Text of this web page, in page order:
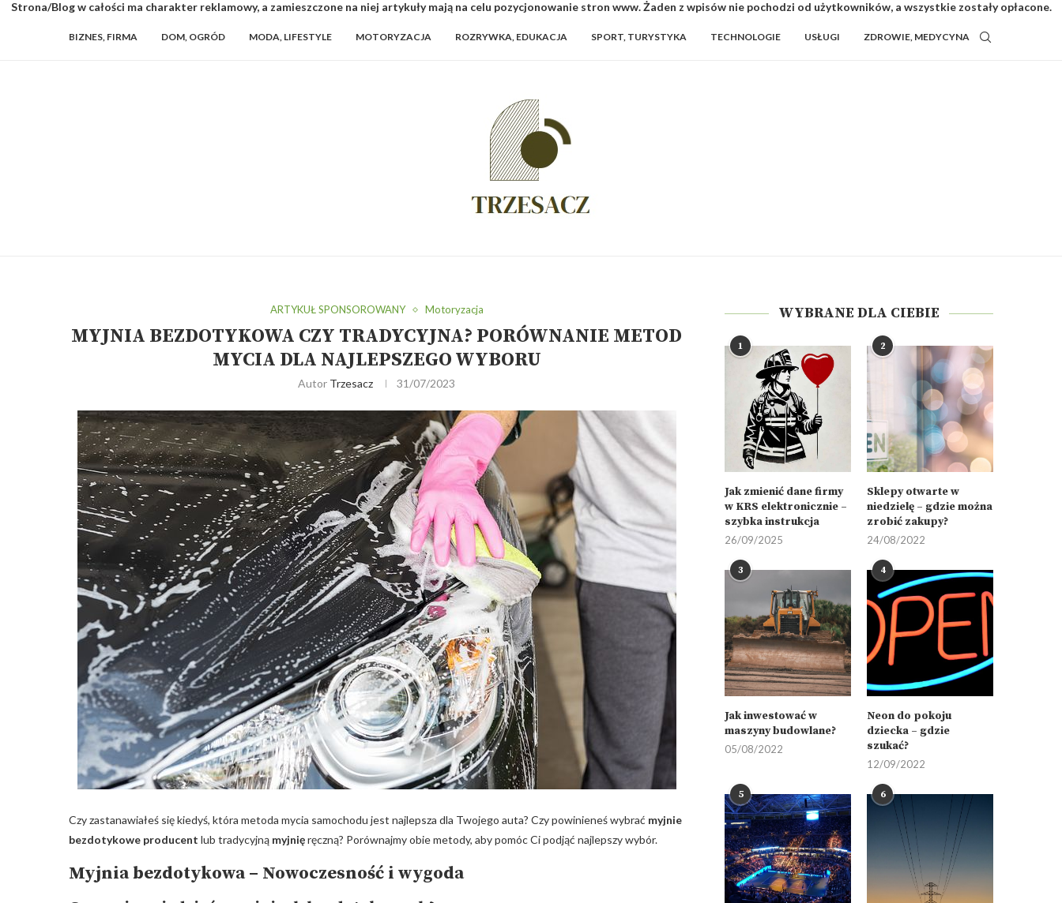
Strona/Blog w całości ma charakter reklamowy, a zamieszczone na niej artykuły mają na celu pozycjonowanie stron www. Żaden z wpisów nie pochodzi od użytkowników, a wszystkie zostały opłacone.
BIZNES, FIRMA DOM, OGRÓD MODA, LIFESTYLE MOTORYZACJA ROZRYWKA, EDUKACJA SPORT, TURYSTYKA TECHNOLOGIE USŁUGI ZDROWIE, MEDYCYNA
ARTYKUŁ SPONSOROWANY Motoryzacja
MYJNIA BEZDOTYKOWA CZY TRADYCYJNA? PORÓWNANIE METOD
MYCIA DLA NAJLEPSZEGO WYBORU
Autor Trzesacz 31/07/2023
Czy zastanawiałeś się kiedyś, która metoda mycia samochodu jest najlepsza dla Twojego auta? Czy powinieneś wybrać myjnie
bezdotykowe producent lub tradycyjną myjnięręczną? Porównajmy obie metody, aby pomóc Ci podjąć najlepszy wybór.
Myjnia bezdotykowa – Nowoczesność i wygoda
WYBRANE DLA CIEBIE
1
Jak zmienić dane firmy
w KRS elektronicznie –
szybka instrukcja
26/09/2025
2
Sklepy otwarte w
niedzielę – gdzie można
zrobić zakupy?
24/08/2022
3
Jak inwestować w
maszyny budowlane?
05/08/2022
4
Neon do pokoju
dziecka – gdzie
szukać?
12/09/2022
5 6